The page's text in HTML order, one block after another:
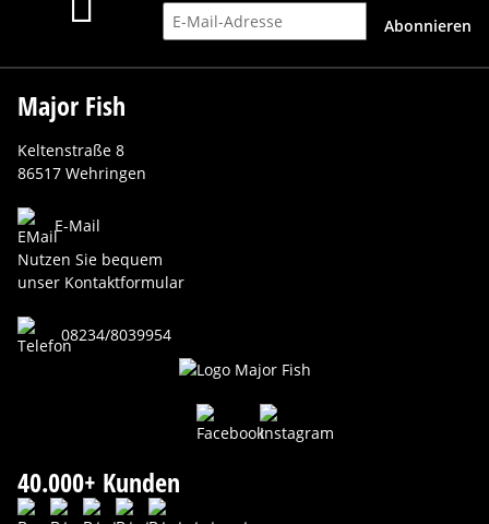
E-Mail-Adresse
Abonnieren
Major Fish
Keltenstraße 8
86517 Wehringen
E-Mail
Nutzen Sie bequem
unser Kontaktformular
08234/8039954
40.000+ Kunden